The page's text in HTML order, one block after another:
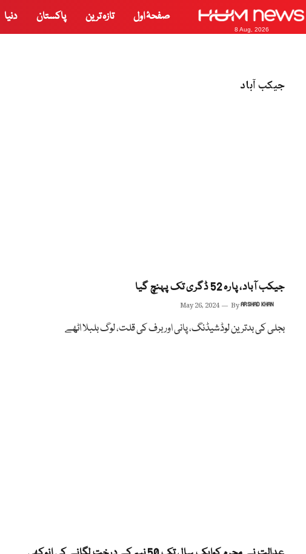
8 Aug, 2026
صفحۂ اول تازہ ترین پاکستان دنیا
جیکب آباد
جیکب آباد، پارہ 52 ڈگری تک پہنچ گیا
May 26, 2024 ByARSHAD KHAN
بجلی کی بدترین لوڈشیڈنگ، پانی اور برف کی قلت، لوگ بلبلا اٹھے